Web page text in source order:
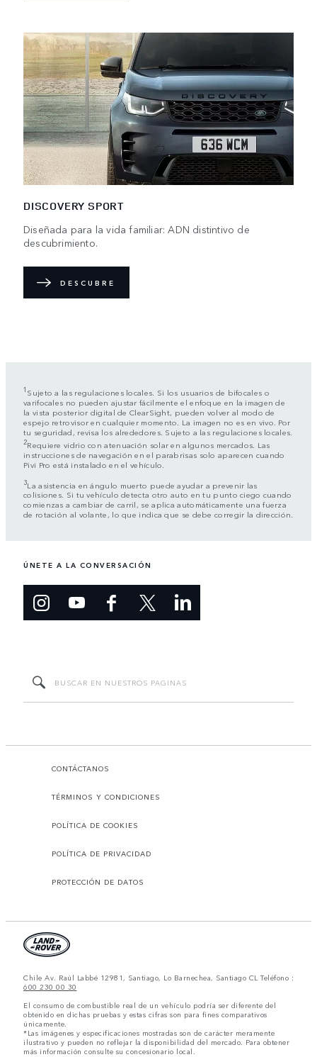
DISCOVERY SPORT
Diseñada para la vida familiar: ADN distintivo de
descubrimiento.
DESCUBRE
1 Sujeto a las regulaciones locales. Si los usuarios de bifocales o
varifocales no pueden ajustar fácilmente el enfoque en la imagen de
la vista posterior digital de ClearSight, pueden volver al modo de
espejo retrovisor en cualquier momento. La imagen no es en vivo. Por
tu seguridad, revisa los alrededores. Sujeto a las regulaciones locales.
2Requiere vidrio con atenuación solar en algunos mercados. Las
instrucciones de navegación en el parabrisas solo aparecen cuando
Pivi Pro está instalado en el vehículo.
3La asistencia en ángulo muerto puede ayudar a prevenir las
colisiones. Si tu vehículo detecta otro auto en tu punto ciego cuando
comienzas a cambiar de carril, se aplica automáticamente una fuerza
de rotación al volante, lo que indica que se debe corregir la dirección.
ÚNETE A LA CONVERSACIÓN
CONTÁCTANOS
TÉRMINOS Y CONDICIONES
POLÍTICA DE COOKIES
POLÍTICA DE PRIVACIDAD
PROTECCIÓN DE DATOS
Chile Av. Raúl Labbé 12981, Santiago, Lo Barnechea, Santiago CL Teléfono :
600 230 00 30
El consumo de combustible real de un vehículo podría ser diferente del
obtenido en dichas pruebas y estas cifras son para fines comparativos
únicamente.
*Las imágenes y especificaciones mostradas son de carácter meramente
ilustrativo y pueden no reflejar la disponibilidad del mercado. Para obtener
más información consulte su concesionario local.